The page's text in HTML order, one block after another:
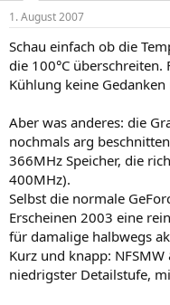
1. August 2007
Schau einfach ob die
die 100°C
Kühlung keine Gedanken
Aber was anderes: die
nochmals arg
366MHz Speicher, die
400MHz).
Selbst die normale
Erscheinen 2003 eine
für damalige halbwegs
Kurz und knapp:
niedrigster Detailstufe,